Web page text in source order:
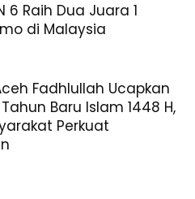
6 Raih Dua Juara 1
di Malaysia
Fadhlullah Ucapkan
Baru Islam 1448 H,
Perkuat